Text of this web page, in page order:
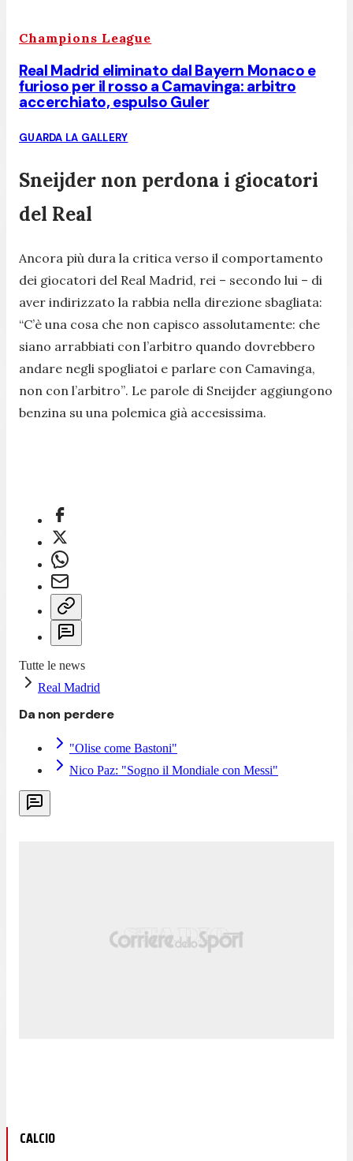
Champions League
Real Madrid eliminato dal Bayern Monaco e
furioso per il rosso a Camavinga: arbitro
accerchiato, espulso Guler
GUARDA LA GALLERY
Sneijder non perdona i giocatori
del Real
Ancora più dura la critica verso il comportamento
dei giocatori del Real Madrid, rei – secondo lui – di
aver indirizzato la rabbia nella direzione sbagliata:
“C’è una cosa che non capisco assolutamente: che
siano arrabbiati con l’arbitro quando dovrebbero
andare negli spogliatoi e parlare con Camavinga,
non con l’arbitro”. Le parole di Sneijder aggiungono
benzina su una polemica già accesissima.
Tutte le news
Real Madrid
Da non perdere
"Olise come Bastoni"
Nico Paz: "Sogno il Mondiale con Messi"
CALCIO